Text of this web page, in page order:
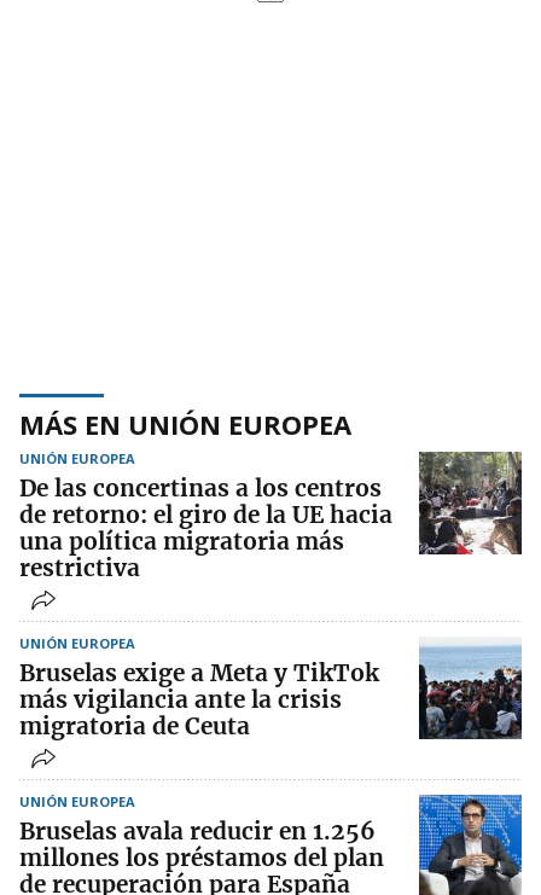
MÁS EN UNIÓN EUROPEA
UNIÓN EUROPEA
De las concertinas a los centros
de retorno: el giro de la UE hacia
una política migratoria más
restrictiva
UNIÓN EUROPEA
Bruselas exige a Meta y TikTok
más vigilancia ante la crisis
migratoria de Ceuta
UNIÓN EUROPEA
Bruselas avala reducir en 1.256
millones los préstamos del plan
de recuperación para España